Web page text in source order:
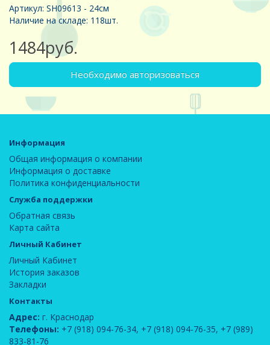
Артикул: SH09613 - 24см
Наличие на складе: 118шт.
1484руб.
Необходимо авторизоваться
Информация
Общая информация о компании
Информация о доставке
Политика конфиденциальности
Служба поддержки
Обратная связь
Карта сайта
Личный Кабинет
Личный Кабинет
История заказов
Закладки
Контакты
Адрес: г. Краснодар
Телефоны: +7 (918) 094-76-34, +7 (918) 094-76-35, +7 (989)
833-81-76